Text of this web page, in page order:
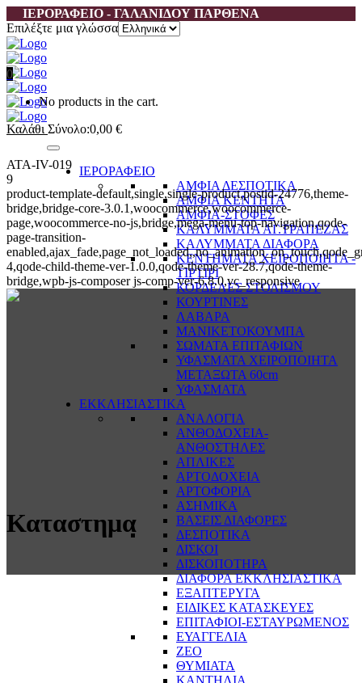
ΙΕΡΟΡΑΦΕΙΟ - ΓΑΛΑΝΙΔΟΥ ΠΑΡΘΕΝΑ
Επιλέξτε μια γλώσσα
0
No products in the cart.
Καλάθι Σύνολο:0,00 €
ΙΕΡΟΡΑΦΕΙΟ
ΑΜΦΙΑ ΔΕΣΠΟΤΙΚΑ
ΑΜΦΙΑ ΚΕΝΤΗΤΑ
ΑΜΦΙΑ-ΣΤΟΦΕΣ
ΚΑΛΥΜΜΑΤΑ ΑΓ.ΤΡΑΠΕΖΑΣ
ΚΑΛΥΜΜΑΤΑ ΔΙΑΦΟΡΑ
ΚΕΝΤΗΜΑΤΑ ΧΕΙΡΟΠΟΙΗΤΑ -
ΤΙΡΤΙΡΙ
ΚΟΡΔΕΛΕΣ ΣΤΟΛΙΣΜΟΥ
ΚΟΥΡΤΙΝΕΣ
ΛΑΒΑΡΑ
ΜΑΝΙΚΕΤΟΚΟΥΜΠΑ
ΣΩΜΑΤΑ ΕΠΙΤΑΦΙΩΝ
ΥΦΑΣΜΑΤΑ ΧΕΙΡΟΠΟΙΗΤΑ
ΜΕΤΑΞΩΤΑ 60cm
ΥΦΑΣΜΑΤΑ
ΕΚΚΛΗΣΙΑΣΤΙΚΑ
ΑΝΑΛΟΓΙΑ
ΑΝΘΟΔΟΧΕΙΑ-
ΑΝΘΟΣΤΗΛΕΣ
ΑΠΛΙΚΕΣ
ΑΡΤΟΔΟΧΕΙΑ
ΑΡΤΟΦΟΡΙΑ
ΑΣΗΜΙΚΑ
ΒΑΣΕΙΣ ΔΙΑΦΟΡΕΣ
ΔΕΣΠΟΤΙΚΑ
ΔΙΣΚΟΙ
ΔΙΣΚΟΠΟΤΗΡΑ
ΔΙΑΦΟΡΑ ΕΚΚΛΗΣΙΑΣΤΙΚΑ
ΕΞΑΠΤΕΡΥΓΑ
ΕΙΔΙΚΕΣ ΚΑΤΑΣΚΕΥΕΣ
ΕΠΙΤΑΦΙΟΙ-ΕΣΤΑΥΡΩΜΕΝΟΣ
ΕΥΑΓΓΕΛΙΑ
ΖΕΟ
ΘΥΜΙΑΤΑ
ΚΑΝΤΗΛΙΑ
ATA-IV-019
9
product-template-default,single,single-product,postid-24776,theme-
bridge,bridge-core-3.0.1,woocommerce,woocommerce-
page,woocommerce-no-js,bridge,mega-menu-top-navigation,qode-
page-transition-
4,qode-child-theme-ver-1.0.0,qode-theme-ver-28.7,qode-theme-
bridge,wpb-js-composer js-comp-ver-6.8.0,vc_responsive
Καταστημα